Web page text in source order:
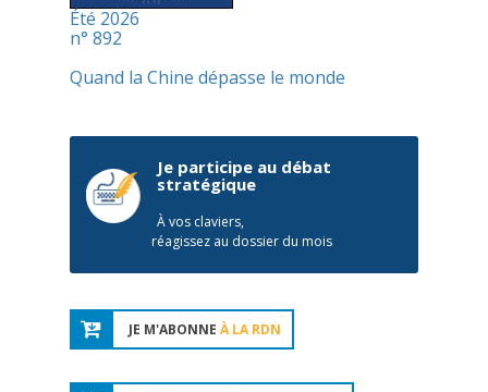
Été 2026
n° 892
Quand la Chine dépasse le monde
Je participe au débat
stratégique
À vos claviers,
réagissez au dossier du mois
JE M'ABONNE À LA RDN